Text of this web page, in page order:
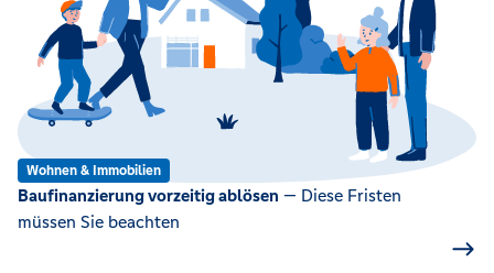
Wohnen & Immobilien
Baufinanzierung vorzeitig ablösen — Diese Fristen
müssen Sie beachten